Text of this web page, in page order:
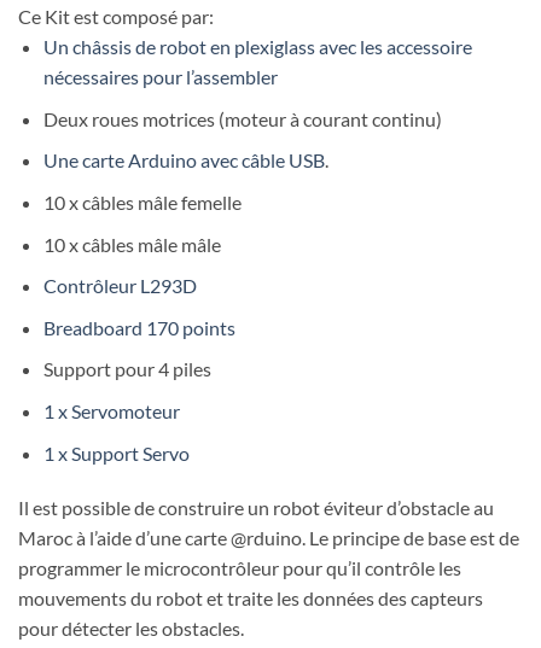
Ce Kit est composé par:
Un châssis de robot en plexiglass avec les accessoire
nécessaires pour l’assembler
Deux roues motrices (moteur à courant continu)
Une carte Arduino avec câble USB.
10 x câbles mâle femelle
10 x câbles mâle mâle
Contrôleur L293D
Breadboard 170 points
Support pour 4 piles
1 x Servomoteur
1 x Support Servo
Il est possible de construire un robot éviteur d’obstacle au
Maroc à l’aide d’une carte @rduino. Le principe de base est de
programmer le microcontrôleur pour qu’il contrôle les
mouvements du robot et traite les données des capteurs
pour détecter les obstacles.